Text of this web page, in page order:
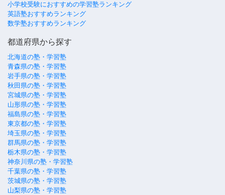
小学校受験におすすめの学習塾ランキング
英語塾おすすめランキング
数学塾おすすめランキング
都道府県から探す
北海道の塾・学習塾
青森県の塾・学習塾
岩手県の塾・学習塾
秋田県の塾・学習塾
宮城県の塾・学習塾
山形県の塾・学習塾
福島県の塾・学習塾
東京都の塾・学習塾
埼玉県の塾・学習塾
群馬県の塾・学習塾
栃木県の塾・学習塾
神奈川県の塾・学習塾
千葉県の塾・学習塾
茨城県の塾・学習塾
山梨県の塾・学習塾